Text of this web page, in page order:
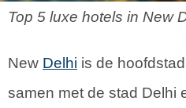
Top 5 luxe hotels in New
New Delhi is de
samen met de stad Delhi